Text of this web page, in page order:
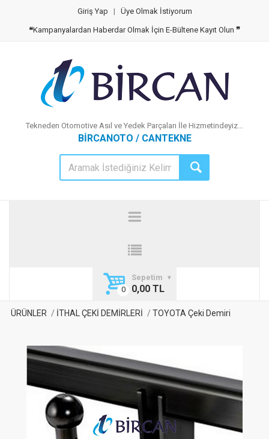
Giriş Yap | Üye Olmak İstiyorum
❝Kampanyalardan Haberdar Olmak İçin E-Bültene Kayıt Olun ❞
Tekneden Otomotive Asıl ve Yedek Parçaları İle Hizmetindeyiz...
BİRCANOTO / CANTEKNE
Sepetim
0,00 TL
ÜRÜNLER İTHAL ÇEKİ DEMİRLERİ TOYOTA Çeki Demiri